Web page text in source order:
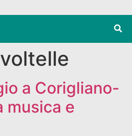
a Corigliano-
musica e